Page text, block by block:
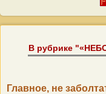
В рубрике
Главное, не